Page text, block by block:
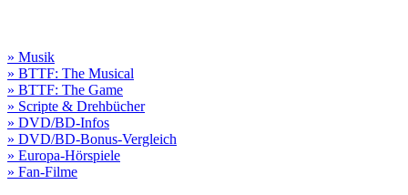
» Musik
» BTTF: The Musical
» BTTF: The Game
» Scripte & Drehbücher
» DVD/BD-Infos
» DVD/BD-Bonus-Vergleich
» Europa-Hörspiele
» Fan-Filme